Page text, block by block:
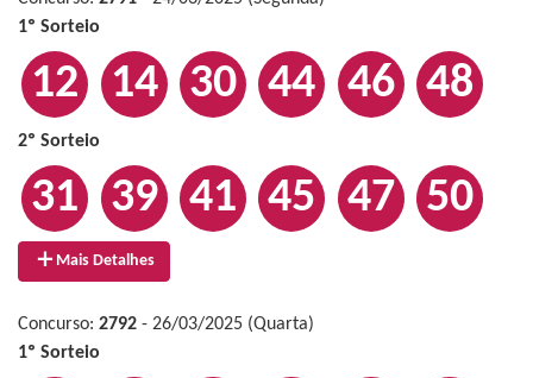
1º Sorteio
12 14 30 44 46 48
2º Sorteio
31 39 41 45 47 50
Mais Detalhes
Concurso: 2792 - 26/03/2025 (Quarta)
1º Sorteio